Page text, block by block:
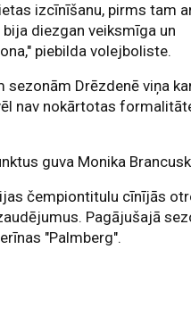
izcīnīšanu, pirms tam
diezgan veiksmīga un
piebilda volejboliste.
sezonām Drēzdenē viņa
nav nokārtotas
guva Monika
čempiontitulu cīnījās
Pagājušajā
"Palmberg".